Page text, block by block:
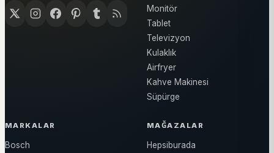
Monitör
Tablet
Televizyon
Kulaklık
Airfryer
Kahve Makinesi
Süpürge
MARKALAR
Bosch
MAĞAZALAR
Hepsiburada